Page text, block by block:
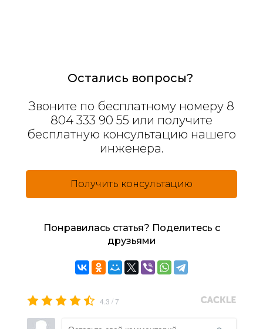
Остались вопросы?
Звоните по бесплатному номеру 8
804 333 90 55 или получите
бесплатную консультацию нашего
инженера.
Получить консультацию
Понравилась статья? Поделитесь с
друзьями
4.3 /7